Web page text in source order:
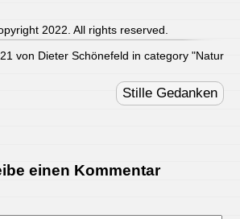
2022. All rights reserved.
von Dieter Schönefeld in category "Natur
Stille Gedanken
einen Kommentar